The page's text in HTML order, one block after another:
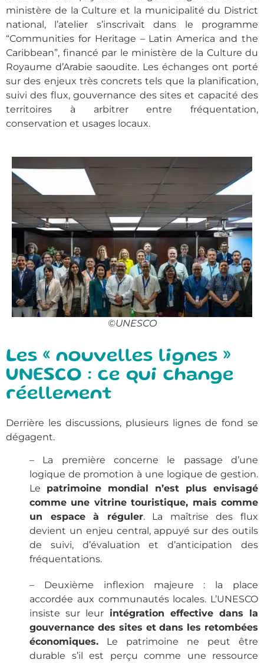
ministère de la Culture et la municipalité du District
national, l’atelier s’inscrivait dans le programme
“Communities for Heritage – Latin America and the
Caribbean”, financé par le ministère de la Culture du
Royaume d’Arabie saoudite. Les échanges ont porté
sur des enjeux très concrets tels que la planification,
suivi des flux, gouvernance des sites et capacité des
territoires à arbitrer entre fréquentation,
conservation et usages locaux.
©UNESCO
Les « nouvelles lignes »
UNESCO : ce qui change
réellement
Derrière les discussions, plusieurs lignes de fond se
dégagent.
– La première concerne le passage d’une
logique de promotion à une logique de gestion.
Le patrimoine mondial n’est plus envisagé
comme une vitrine touristique, mais comme
un espace à réguler. La maîtrise des flux
devient un enjeu central, appuyé sur des outils
de suivi, d’évaluation et d’anticipation des
fréquentations.
– Deuxième inflexion majeure : la place
accordée aux communautés locales. L’UNESCO
insiste sur leur intégration effective dans la
gouvernance des sites et dans les retombées
économiques. Le patrimoine ne peut être
durable s’il est perçu comme une ressource